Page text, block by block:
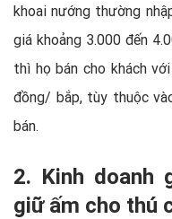
khoai nướng thường
giá khoảng 3.000 đến
thì họ bán cho khách
đồng/ bắp, tùy thuộc
bán.
2. Kinh doanh
giữ ấm cho thú